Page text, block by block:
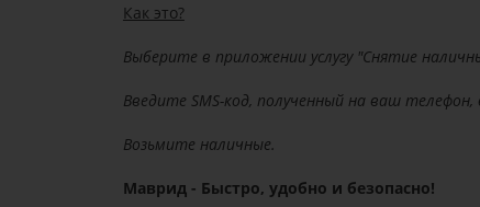
Как это?
Выберите в приложении услугу "Снятие
Введите SMS-код, полученный на ваш
Возьмите наличные.
Маврид - Быстро, удобно и безопасно!